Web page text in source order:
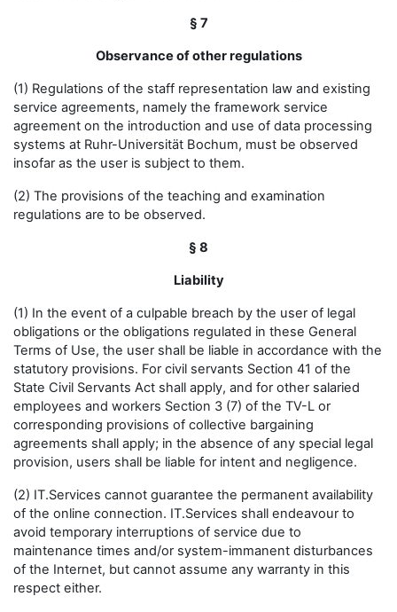
§ 7
Observance of other regulations
(1) Regulations of the staff representation law and existing
service agreements, namely the framework service
agreement on the introduction and use of data processing
systems at Ruhr-Universität Bochum, must be observed
insofar as the user is subject to them.
(2) The provisions of the teaching and examination
regulations are to be observed.
§ 8
Liability
(1) In the event of a culpable breach by the user of legal
obligations or the obligations regulated in these General
Terms of Use, the user shall be liable in accordance with the
statutory provisions. For civil servants Section 41 of the
State Civil Servants Act shall apply, and for other salaried
employees and workers Section 3 (7) of the TV-L or
corresponding provisions of collective bargaining
agreements shall apply; in the absence of any special legal
provision, users shall be liable for intent and negligence.
(2) IT.Services cannot guarantee the permanent availability
of the online connection. IT.Services shall endeavour to
avoid temporary interruptions of service due to
maintenance times and/or system-immanent disturbances
of the Internet, but cannot assume any warranty in this
respect either.